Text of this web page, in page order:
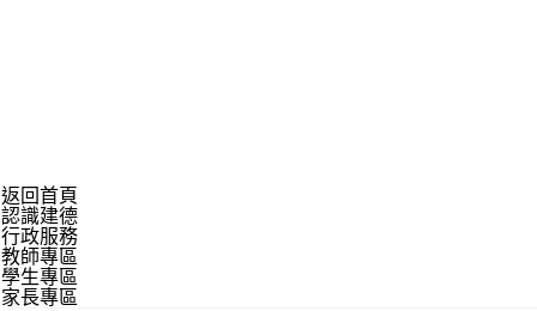
返回首頁
認識建德
行政服務
教師專區
學生專區
家長專區